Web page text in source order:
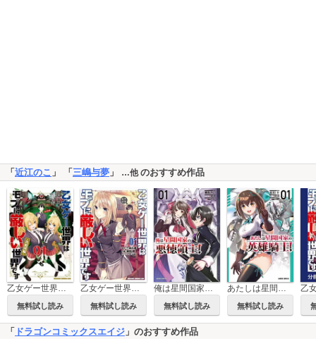
「近江のこ 」 「三嶋与夢 」 …他のおすすめ作品
乙女ゲー世界はモブに厳しい世界です【共和国編】
無料試し読み
乙女ゲー世界はモブに厳しい世界です
無料試し読み
俺は星間国家の悪徳領主！
無料試し読み
あたしは星間国家の英雄騎士！
無料試し読み
「 ドラゴンコミックスエイジ 」のおすすめ作品